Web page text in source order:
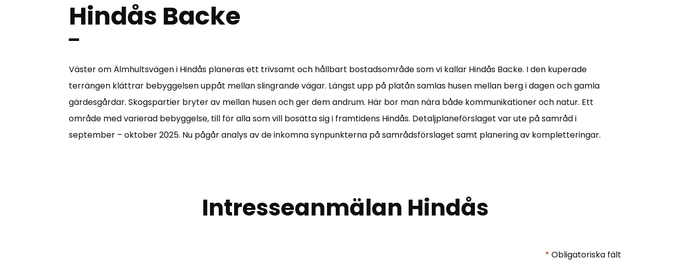
Hindås Backe
Väster om Älmhultsvägen i Hindås planeras ett trivsamt och hållbart bostadsområde som vi kallar Hindås Backe. I den kuperade
terrängen klättrar bebyggelsen uppåt mellan slingrande vägar. Längst upp på platån samlas husen mellan berg i dagen och gamla
gärdesgårdar. Skogspartier bryter av mellan husen och ger dem andrum. Här bor man nära både kommunikationer och natur. Ett
område med varierad bebyggelse, till för alla som vill bosätta sig i framtidens Hindås. Detaljplaneförslaget var ute på samråd i
september – oktober 2025. Nu pågår analys av de inkomna synpunkterna på samrådsförslaget samt planering av kompletteringar.
Intresseanmälan Hindås
* Obligatoriska fält